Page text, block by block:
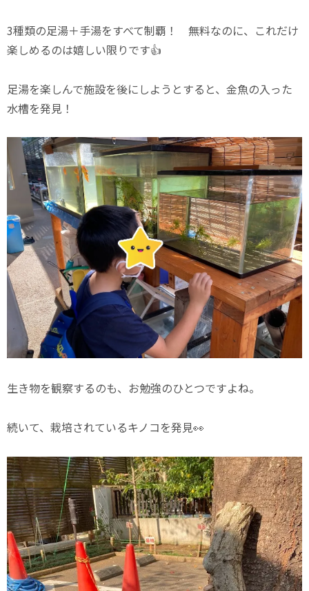
3種類の足湯＋手湯をすべて制覇！ 無料なのに、これだけ
楽しめるのは嬉しい限りです👍
足湯を楽しんで施設を後にしようとすると、金魚の入った
水槽を発見！
生き物を観察するのも、お勉強のひとつですよね。
続いて、栽培されているキノコを発見👀